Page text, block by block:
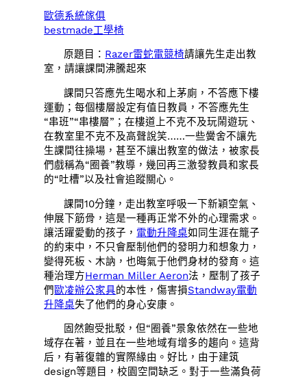
歐德系統傢俱
bestmade工學椅
原題目： Razer雷蛇電競椅請讓先生走出教
室，請讓課間沸騰起來
課間只答應先生喝水和上茅廁，不答應下樓
運動；每個樓層設定有值日教員，不答應先生
“串班”“串樓層”；在樓道上不克不及玩鬧遊玩、
在教室里不克不及高聲說笑……一些黌舍不讓先
生課間往操場，甚至不讓出教室的做法，被家長
們戲稱為“圈養”教導，幾回再三激發教員和家長
的“吐槽”以及社會追蹤關心。
課間10分鐘，走出教室呼吸一下新穎空氣、
伸展下筋骨，這是一種再正常不外的心理需求。
讓活躍愛動的孩子， 電動升降桌如同生涯在籠子
的約束中，不只會壓制他們的發明力和想象力，
變得死板、木訥，也晦氣于他們身材的發育。這
種治理方Herman Miller Aeron法，壓制了孩子
們歐凌辦公家具的本性，傷害損Standway電動
升降桌失了他們的身心安康。
固然飽受批駁，但“圈養”景象依然在一些地
域存在著，並且在一些地域有增多的趨向。這背
后，有著復雜的實際緣由。好比，由于建筑
design等題目，校園空間缺乏。對于一些滿負荷